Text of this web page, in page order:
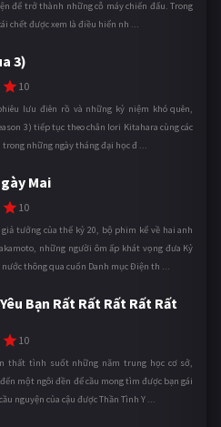
để trở thành những cỗ máy chiến đấu. Trong
chết được xem là điều hiển nh ...
3)
10
lưu điên rồ và những kỷ niệm khó quên,
3) tiếp tục theo chân Iori Kitahara cùng các
những ngày tháng đại học đ ...
Mai
10
tưởng của thế kỷ 20, bộ phim kể về hai anh
những người ôm ấp khát vọng đưa Kỷ
thông qua cuốn Danh mục Điện th ...
Bạn Rất Rất Rất Rất Rất
10
thất tình suốt những năm trung học cơ sở,
một ngôi đền để cầu mong tìm được bạn gái
nguyện của cậu được Thần Tình Y ...